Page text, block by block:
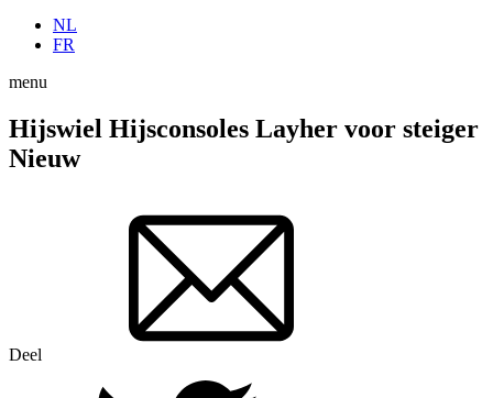
NL
FR
menu
Hijswiel Hijsconsoles Layher voor steiger
Nieuw
Deel